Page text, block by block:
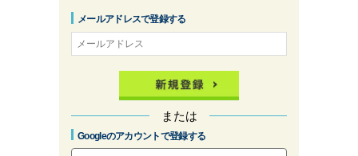
メールアドレスで登録する
または
Googleのアカウントで登録する